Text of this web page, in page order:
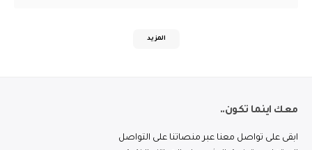
المزيد
معك اينما تكون..
ابقى على تواصل معنا عبر منصاتنا على التواصل